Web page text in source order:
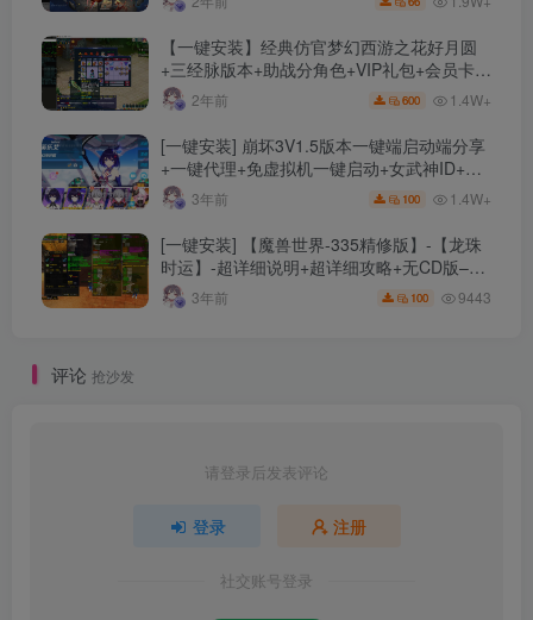
【一键安装】经典仿官梦幻西游之花好月圆
+三经脉版本+助战分角色+VIP礼包+会员卡
+剧情活动+视频搭建及其他修改资料
2年前 600 1.4W+
[一键安装] 崩坏3V1.5版本一键端启动端分享
+一键代理+免虚拟机一键启动+女武神ID+详
细指令+极简一键修改
3年前 100 1.4W+
[一键安装] 【魔兽世界-335精修版】-【龙珠
时运】-超详细说明+超详细攻略+无CD版–精
修版本-站长推荐+站长亲测
3年前 100 9443
评论 抢沙发
请登录后发表评论
登录 注册
社交账号登录